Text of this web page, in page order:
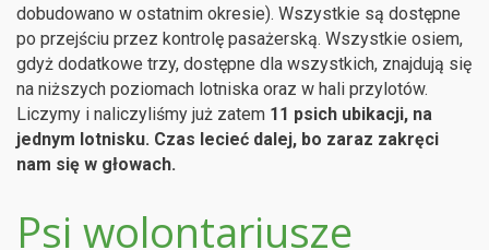
dobudowano w ostatnim okresie). Wszystkie są dostępne
po przejściu przez kontrolę pasażerską. Wszystkie osiem,
gdyż dodatkowe trzy, dostępne dla wszystkich, znajdują się
na niższych poziomach lotniska oraz w hali przylotów.
Liczymy i naliczyliśmy już zatem 11 psich ubikacji, na
jednym lotnisku. Czas lecieć dalej, bo zaraz zakręci
nam się w głowach.
Psi wolontariusze